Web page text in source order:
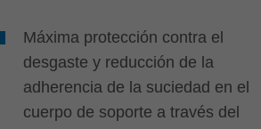
Máxima protección contra el
desgaste y reducción de la
adherencia de la suciedad en el
cuerpo de soporte a través del